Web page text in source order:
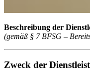
Beschreibung der
(gemäß § 7 BFSG –
Zweck der